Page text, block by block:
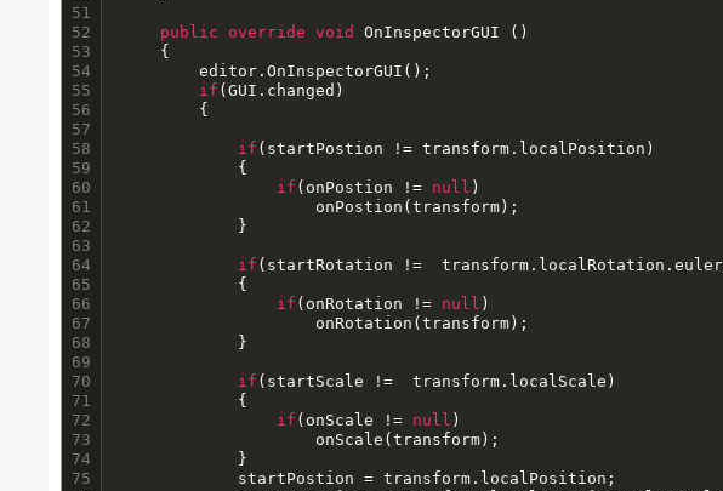
51
52
53
54
55
56
57
58
59
60
61
62
63
64
65
66
67
68
69
70
71
72
73
74
75
public override void
OnInspectorGUI ()
		editor.OnInspectorGUI();
if (GUI.changed)
if (startPostion != transform.localPosition)
if (onPostion != null )
if (startRotation !=
if (onRotation != null )
if (startScale !=  transform.localScale)
if (onScale != null )